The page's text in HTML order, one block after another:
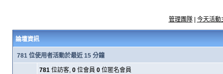
管理團隊| 今天活動
論壇資訊
781 位使用者活動於最近 15 分鐘
781位訪客, 0位會員 0位匿名會員